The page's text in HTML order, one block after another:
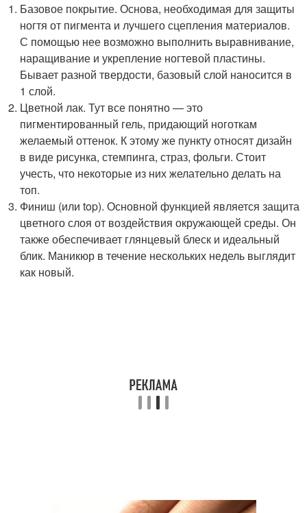
Базовое покрытие. Основа, необходимая для защиты
ногтя от пигмента и лучшего сцепления материалов.
С помощью нее возможно выполнить выравнивание,
наращивание и укрепление ногтевой пластины.
Бывает разной твердости, базовый слой наносится в
1 слой.
Цветной лак. Тут все понятно — это
пигментированный гель, придающий ноготкам
желаемый оттенок. К этому же пункту относят дизайн
в виде рисунка, стемпинга, страз, фольги. Стоит
учесть, что некоторые из них желательно делать на
топ.
Финиш (или top). Основной функцией является защита
цветного слоя от воздействия окружающей среды. Он
также обеспечивает глянцевый блеск и идеальный
блик. Маникюр в течение нескольких недель выглядит
как новый.